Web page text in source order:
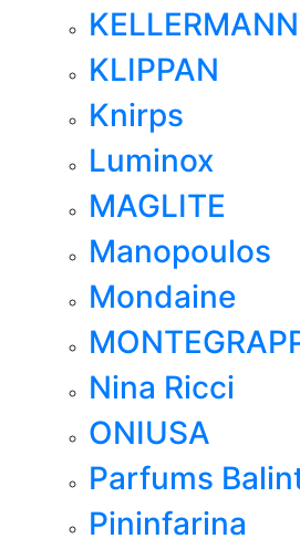
KELLERMANN
KLIPPAN
Knirps
Luminox
MAGLITE
Manopoulos
Mondaine
Nina Ricci
ONIUSA
Parfums
Pininfarina